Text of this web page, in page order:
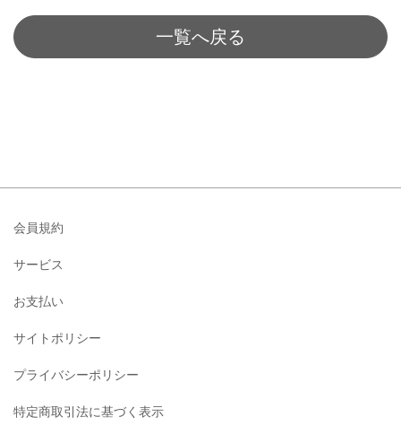
一覧へ戻る
会員規約
サービス
お支払い
サイトポリシー
プライバシーポリシー
特定商取引法に基づく表示